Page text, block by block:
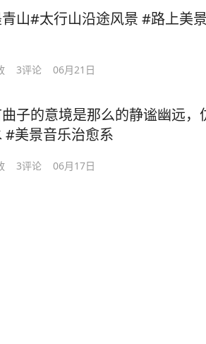
山#太行山沿途风景 #路上美
3评论 06月21日
子的意境是那么的静谧幽远
#美景音乐治愈系
3评论 06月17日